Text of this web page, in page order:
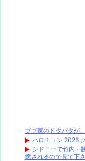
ブブ家のドタバタが
ハロ！コン 2026
シドニーで竹内・
癒されるので見て下